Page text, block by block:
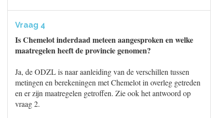
Vraag 4
Is Chemelot inderdaad meteen aangesproken en welke
maatregelen heeft de provincie genomen?
Ja, de ODZL is naar aanleiding van de verschillen tussen
metingen en berekeningen met Chemelot in overleg getreden
en er zijn maatregelen getroffen. Zie ook het antwoord op
vraag 2.